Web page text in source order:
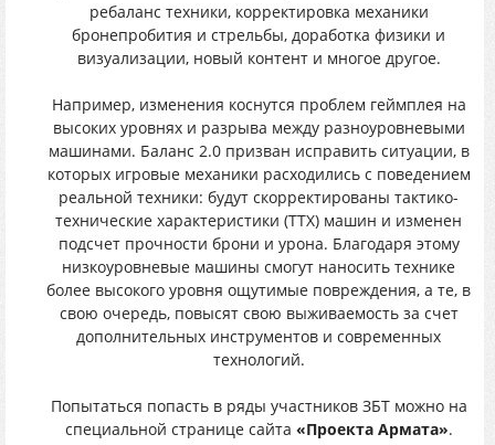
ребаланс техники, корректировка механики
бронепробития и стрельбы, доработка физики и
визуализации, новый контент и многое другое.
Например, изменения коснутся проблем геймплея на
высоких уровнях и разрыва между разноуровневыми
машинами. Баланс 2.0 призван исправить ситуации, в
которых игровые механики расходились с поведением
реальной техники: будут скорректированы тактико-
технические характеристики (ТТХ) машин и изменен
подсчет прочности брони и урона. Благодаря этому
низкоуровневые машины смогут наносить технике
более высокого уровня ощутимые повреждения, а те, в
свою очередь, повысят свою выживаемость за счет
дополнительных инструментов и современных
технологий.
Попытаться попасть в ряды участников ЗБТ можно на
специальной странице сайта «Проекта Армата».